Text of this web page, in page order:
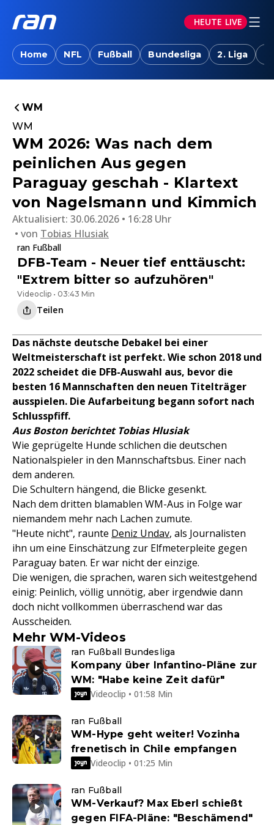
HEUTE LIVE
Home NFL Fußball Bundesliga 2. Liga
WM
WM
WM 2026: Was nach dem
peinlichen Aus gegen
Paraguay geschah - Klartext
von Nagelsmann und Kimmich
Aktualisiert: 30.06.2026 • 16:28 Uhr
von Tobias Hlusiak
ran Fußball
DFB-Team - Neuer tief enttäuscht:
"Extrem bitter so aufzuhören"
Videoclip • 03:43 Min
Teilen
Das nächste deutsche Debakel bei einer
Weltmeisterschaft ist perfekt. Wie schon 2018 und
2022 scheidet die DFB-Auswahl aus, bevor die
besten 16 Mannschaften den neuen Titelträger
ausspielen. Die Aufarbeitung begann sofort nach
Schlusspfiff.
Aus Boston berichtet Tobias Hlusiak
Wie geprügelte Hunde schlichen die deutschen
Nationalspieler in den Mannschaftsbus. Einer nach
dem anderen.
Die Schultern hängend, die Blicke gesenkt.
Nach dem dritten blamablen WM-Aus in Folge war
niemandem mehr nach Lachen zumute.
"Heute nicht", raunte Deniz Undav, als Journalisten
ihn um eine Einschätzung zur Elfmeterpleite gegen
Paraguay baten. Er war nicht der einzige.
Die wenigen, die sprachen, waren sich weitestgehend
einig: Peinlich, völlig unnötig, aber irgendwie dann
doch nicht vollkommen überraschend war das
Ausscheiden.
Mehr WM-Videos
ran Fußball Bundesliga
Kompany über Infantino-Pläne zur
WM: "Habe keine Zeit dafür"
Videoclip • 01:58 Min
ran Fußball
WM-Hype geht weiter! Vozinha
frenetisch in Chile empfangen
Videoclip • 01:25 Min
ran Fußball
WM-Verkauf? Max Eberl schießt
gegen FIFA-Pläne: "Beschämend"